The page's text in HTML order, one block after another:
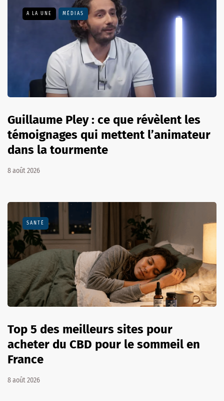
A LA UNE MÉDIAS
Guillaume Pley : ce que révèlent les
témoignages qui mettent l’animateur
dans la tourmente
8 août 2026
SANTÉ
Top 5 des meilleurs sites pour
acheter du CBD pour le sommeil en
France
8 août 2026